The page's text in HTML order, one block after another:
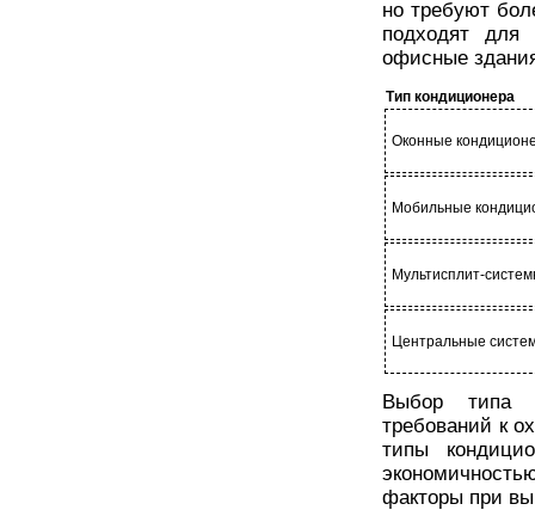
но требуют
подходят для
офисные
Тип кондиционера
Оконные
Мобильные
Мультисплит-
Центральные
Выбор типа
требований к
типы
факторы при